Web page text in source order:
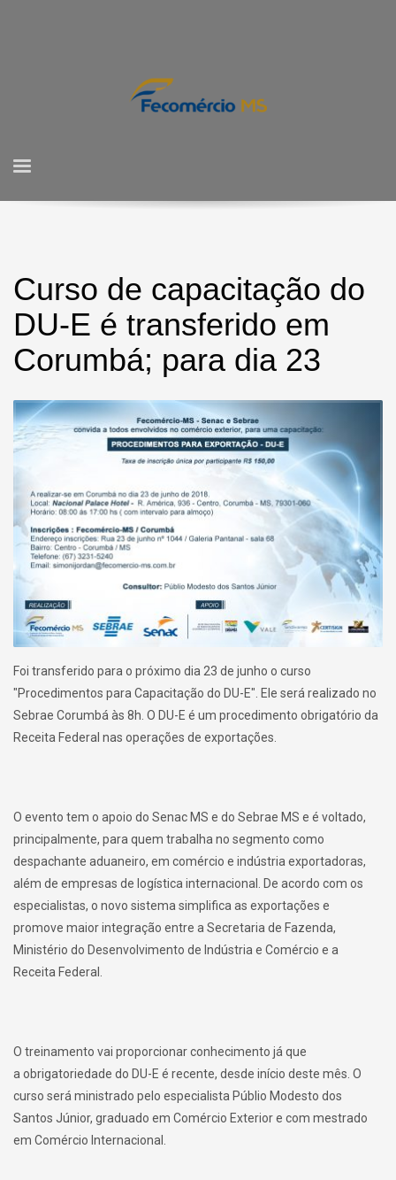
Curso de capacitação do
DU-E é transferido em
Corumbá; para dia 23
Foi transferido para o próximo dia 23 de junho o curso
"Procedimentos para Capacitação do DU-E". Ele será realizado no
Sebrae Corumbá às 8h. O DU-E é um procedimento obrigatório da
Receita Federal nas operações de exportações.
O evento tem o apoio do Senac MS e do Sebrae MS e é voltado,
principalmente, para quem trabalha no segmento como
despachante aduaneiro, em comércio e indústria exportadoras,
além de empresas de logística internacional. De acordo com os
especialistas, o novo sistema simplifica as exportações e
promove maior integração entre a Secretaria de Fazenda,
Ministério do Desenvolvimento de Indústria e Comércio e a
Receita Federal.
O treinamento vai proporcionar conhecimento já que
a obrigatoriedade do DU-E é recente, desde início deste mês. O
curso será ministrado pelo especialista Públio Modesto dos
Santos Júnior, graduado em Comércio Exterior e com mestrado
em Comércio Internacional.